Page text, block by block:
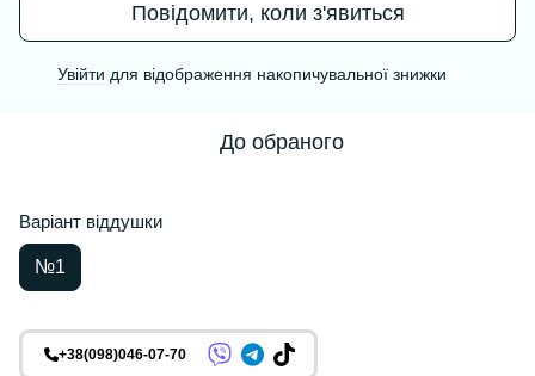
Повідомити, коли з'явиться
Увійти для відображення накопичувальної знижки
До обраного
Варіант віддушки
№1
+38(098)046-07-70